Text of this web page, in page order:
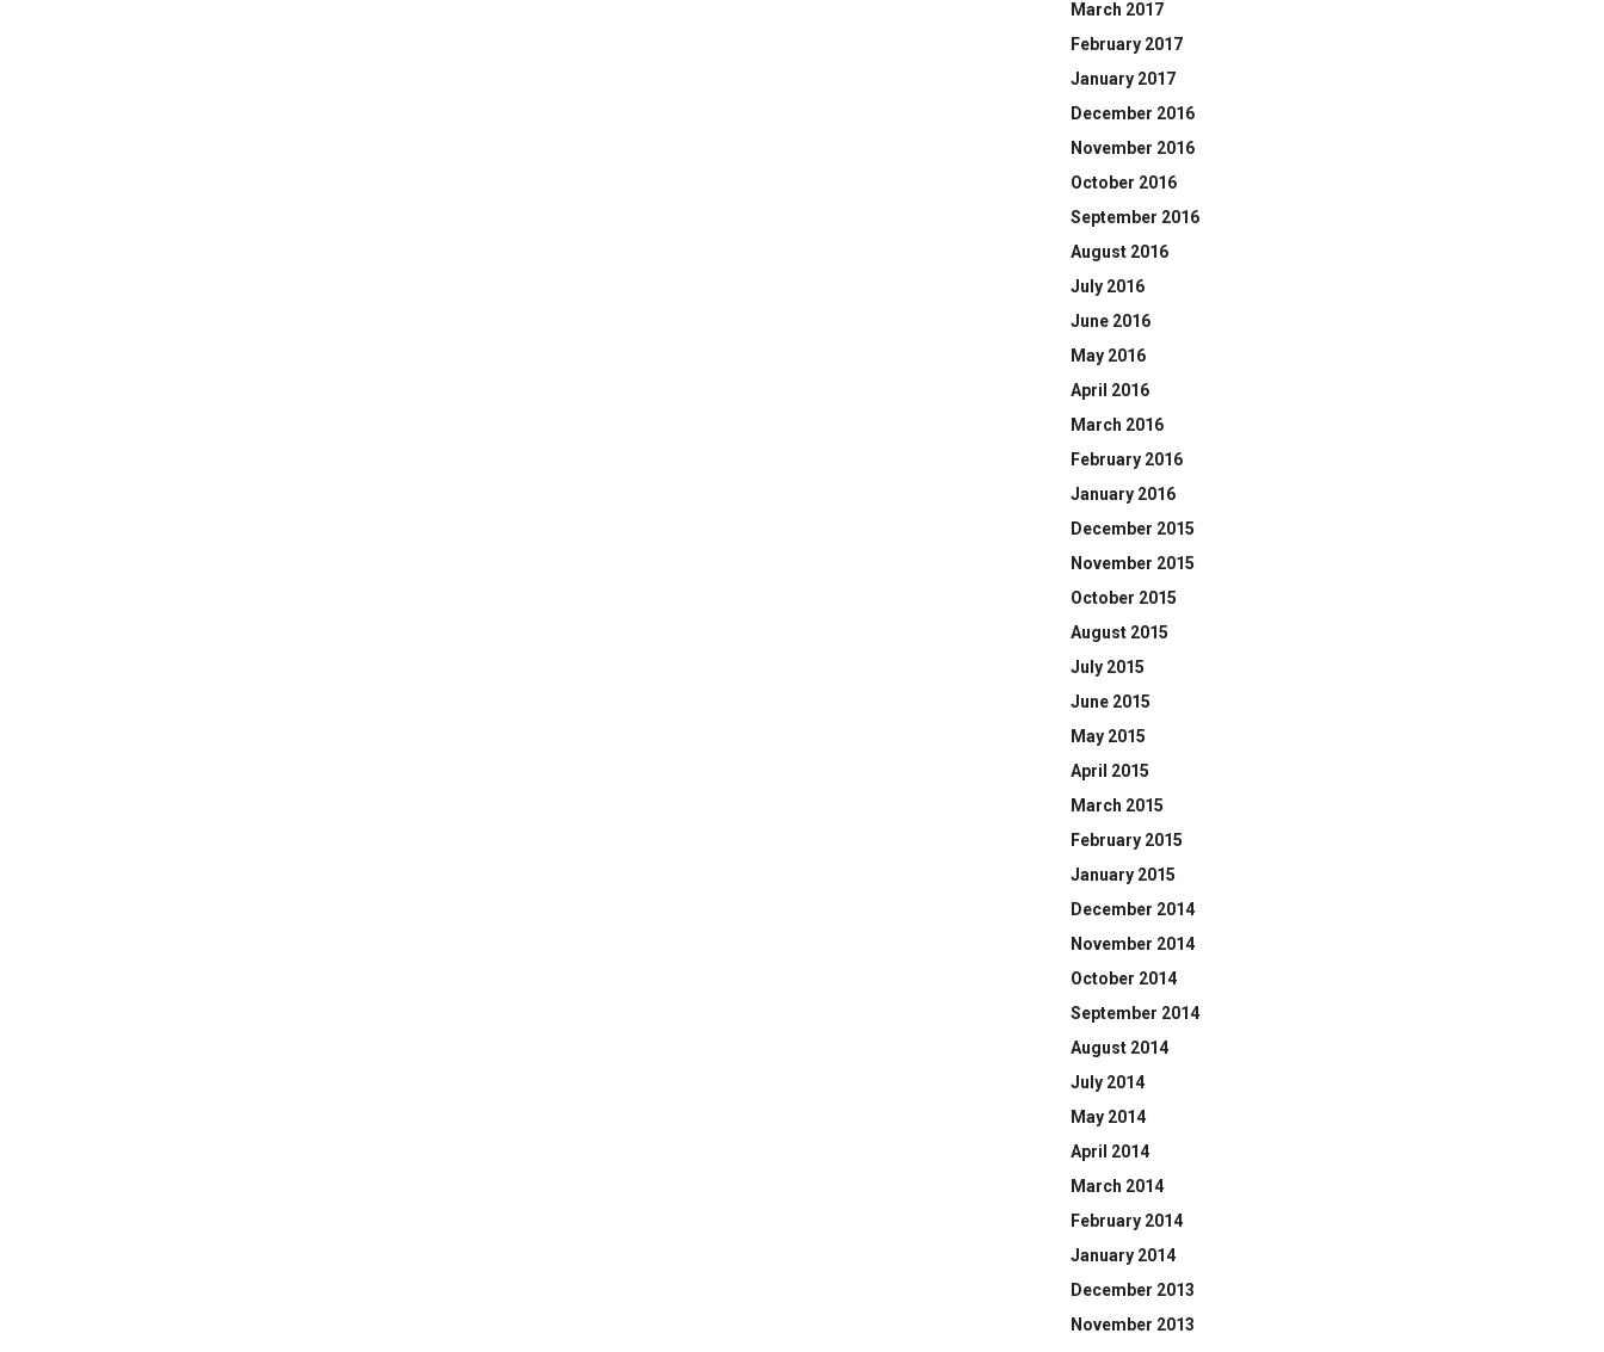
March 2017
February 2017
January 2017
December 2016
November 2016
October 2016
September 2016
August 2016
July 2016
June 2016
May 2016
April 2016
March 2016
February 2016
January 2016
December 2015
November 2015
October 2015
August 2015
July 2015
June 2015
May 2015
April 2015
March 2015
February 2015
January 2015
December 2014
November 2014
October 2014
September 2014
August 2014
July 2014
May 2014
April 2014
March 2014
February 2014
January 2014
December 2013
November 2013